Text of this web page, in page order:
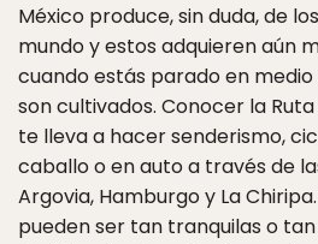
México produce, sin duda, de
mundo y estos adquieren aún
cuando estás parado en
son cultivados. Conocer la
te lleva a hacer senderismo,
caballo o en auto a través de
Argovia, Hamburgo y La
pueden ser tan tranquilas o